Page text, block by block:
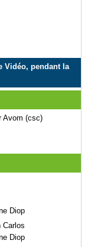
Vidéo, pendant la
Avom (csc)
Diop
Carlos
Diop